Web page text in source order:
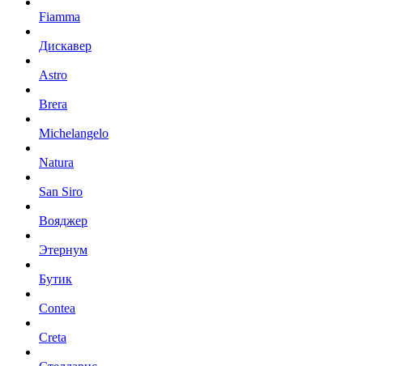
Fiamma
Дискавер
Astro
Brera
Michelangelo
Natura
San Siro
Вояджер
Этернум
Бутик
Contea
Creta